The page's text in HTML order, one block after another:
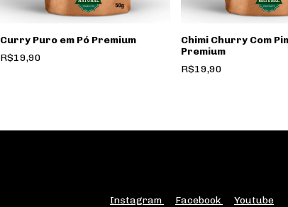
Curry Puro em Pó Premium
R$19,90
Chimi Churry Com
Premium
R$19,90
Instagram Facebook Youtube